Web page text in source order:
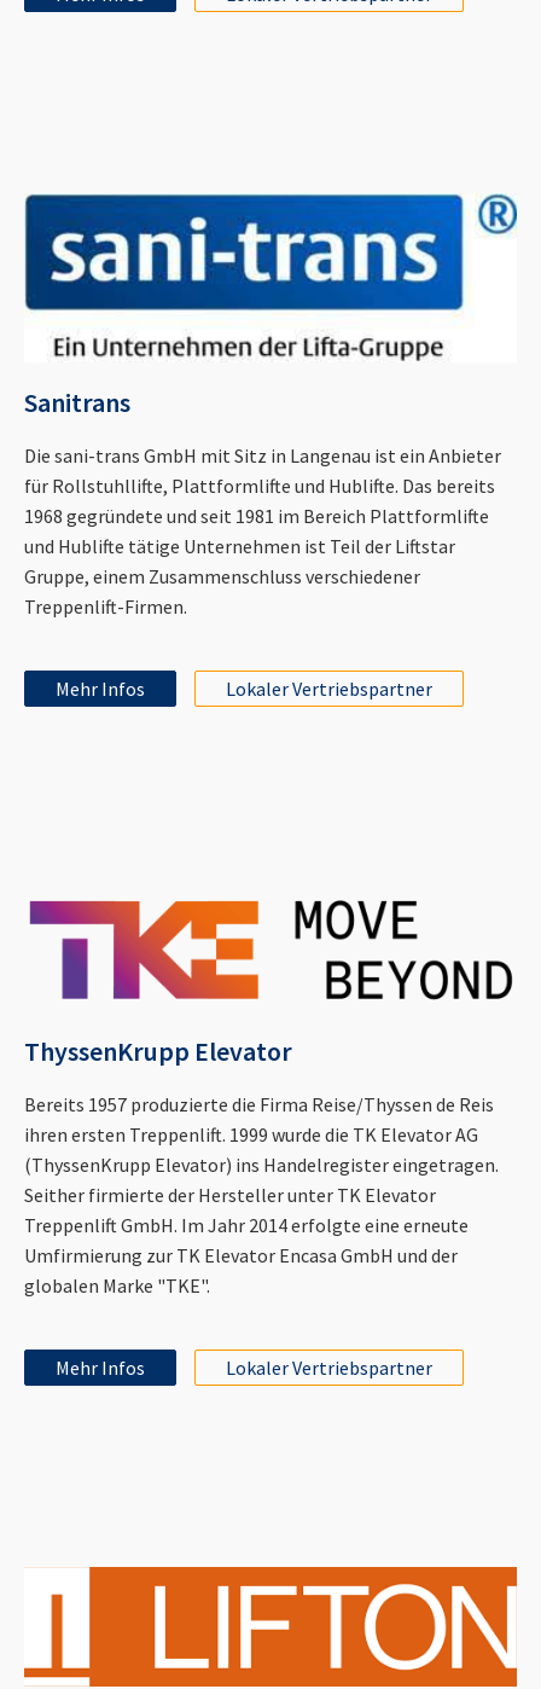
Sanitrans
Die sani-trans GmbH mit Sitz in Langenau ist ein Anbieter
für Rollstuhllifte, Plattformlifte und Hublifte. Das bereits
1968 gegründete und seit 1981 im Bereich Plattformlifte
und Hublifte tätige Unternehmen ist Teil der Liftstar
Gruppe, einem Zusammenschluss verschiedener
Treppenlift-Firmen.
Mehr Infos Lokaler Vertriebspartner
ThyssenKrupp Elevator
Bereits 1957 produzierte die Firma Reise/Thyssen de Reis
ihren ersten Treppenlift. 1999 wurde die TK Elevator AG
(ThyssenKrupp Elevator) ins Handelregister eingetragen.
Seither firmierte der Hersteller unter TK Elevator
Treppenlift GmbH. Im Jahr 2014 erfolgte eine erneute
Umfirmierung zur TK Elevator Encasa GmbH und der
globalen Marke "TKE".
Mehr Infos Lokaler Vertriebspartner